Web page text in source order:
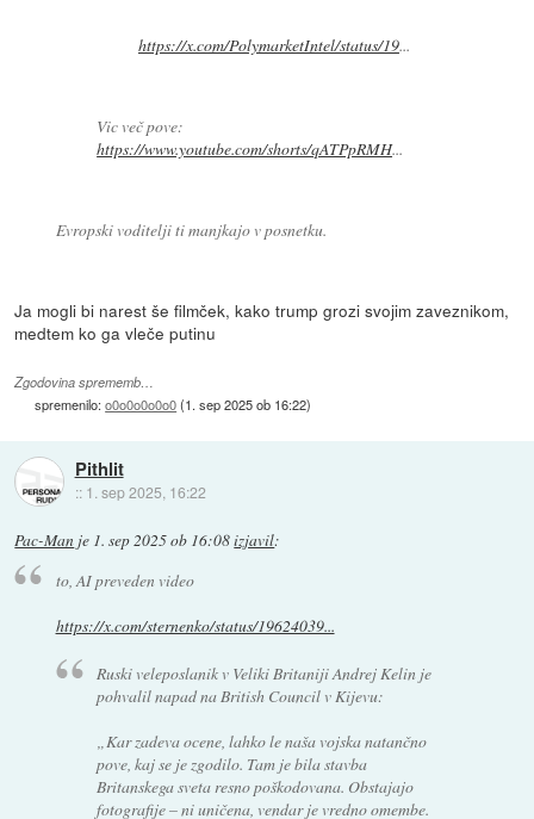
https://x.com/PolymarketIntel/status/19...
Vic več pove:
https://www.youtube.com/shorts/qATPpRMH...
Evropski voditelji ti manjkajo v posnetku.
Ja mogli bi narest še filmček, kako trump grozi svojim zaveznikom,
medtem ko ga vleče putinu
Zgodovina sprememb…
spremenilo:o0o0o0o0o0(1. sep 2025 ob 16:22)
Pithlit
:: 1. sep 2025, 16:22
Pac-Man je 1. sep 2025 ob 16:08izjavil:
to, AI preveden video
https://x.com/sternenko/status/19624039...
Ruski veleposlanik v Veliki Britaniji Andrej Kelin je
pohvalil napad na British Council v Kijevu:
„Kar zadeva ocene, lahko le naša vojska natančno
pove, kaj se je zgodilo. Tam je bila stavba
Britanskega sveta resno poškodovana. Obstajajo
fotografije – ni uničena, vendar je vredno omembe.